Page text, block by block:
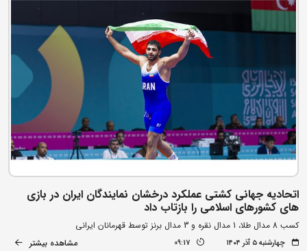
اتحادیه جهانی کشتی عملکرد درخشان نمایندگان ایران در بازی
های کشورهای اسلامی را بازتاب داد
کسب 8 مدال طلا،‌ 1 مدال نقره و 3 مدال برنز توسط قهرمانان ایرانی
چهارشنبه ۵ آذر ۱۴۰۴ 09:17 مشاهده بیشتر